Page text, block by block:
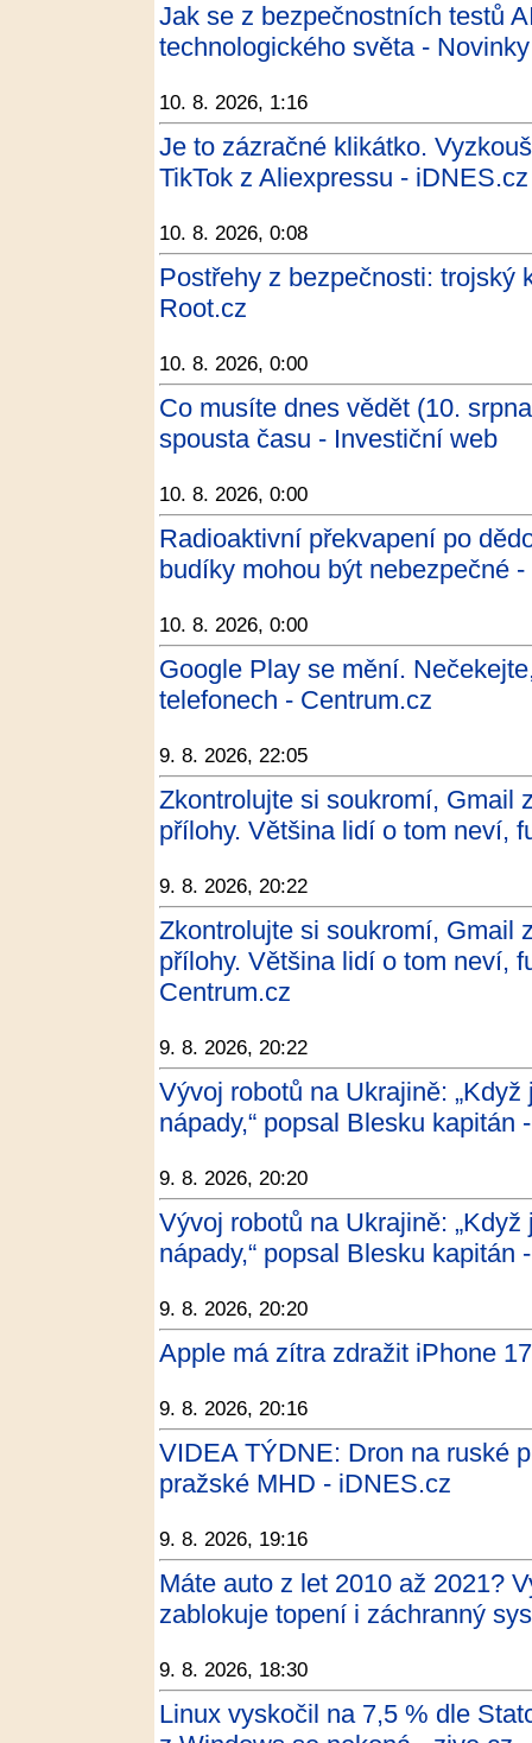
Jak se z bezpečnostních testů
technologického světa - Novinky
10. 8. 2026, 1:16
Je to zázračné klikátko.
TikTok z Aliexpressu - iDNES.cz
10. 8. 2026, 0:08
Postřehy z bezpečnosti: trojský
Root.cz
10. 8. 2026, 0:00
Co musíte dnes vědět (10.
spousta času - Investiční web
10. 8. 2026, 0:00
Radioaktivní překvapení po
budíky mohou být nebezpečné
10. 8. 2026, 0:00
Google Play se mění.
telefonech - Centrum.cz
9. 8. 2026, 22:05
Zkontrolujte si soukromí, Gmail
přílohy. Většina lidí o tom neví,
9. 8. 2026, 20:22
Zkontrolujte si soukromí, Gmail
přílohy. Většina lidí o tom neví,
Centrum.cz
9. 8. 2026, 20:22
Vývoj robotů na Ukrajině:
nápady,“ popsal Blesku kapitán
9. 8. 2026, 20:20
Vývoj robotů na Ukrajině:
nápady,“ popsal Blesku kapitán
9. 8. 2026, 20:20
Apple má zítra zdražit iPhone
9. 8. 2026, 20:16
VIDEA TÝDNE: Dron na ruské
pražské MHD - iDNES.cz
9. 8. 2026, 19:16
Máte auto z let 2010 až 2021?
zablokuje topení i záchranný
9. 8. 2026, 18:30
Linux vyskočil na 7,5 % dle